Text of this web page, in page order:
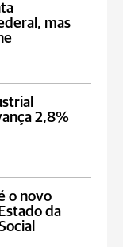
mas
2,8%
o novo
da